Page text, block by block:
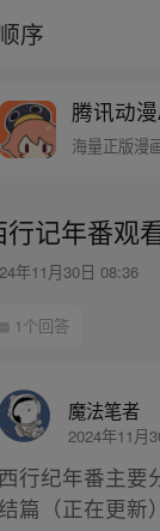
序
腾讯动
海量正版漫
行记年番观
年11月30日 08:36
1个回答
魔法笔者
2024年11月
西行纪年番主要
篇（正在更新